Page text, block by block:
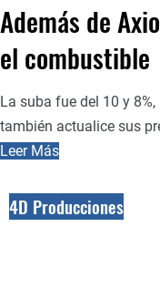
Además de
el combustible
La suba fue del 10 y
también actualice sus
Leer Más
4D Producciones